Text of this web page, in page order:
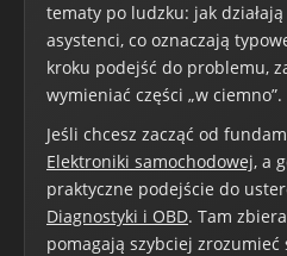
tematy po ludzku: jak
asystenci, co oznaczają
kroku podejść do problemu,
wymieniać części „w ciemno”.
Jeśli chcesz zacząć od
Elektroniki samochodowej, a
praktyczne podejście do
Diagnostyki i OBD. Tam
pomagają szybciej